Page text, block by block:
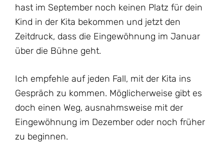
hast im September noch keinen Platz für dein
Kind in der Kita bekommen und jetzt den
Zeitdruck, dass die Eingewöhnung im Januar
über die Bühne geht.
Ich empfehle auf jeden Fall, mit der Kita ins
Gespräch zu kommen. Möglicherweise gibt es
doch einen Weg, ausnahmsweise mit der
Eingewöhnung im Dezember oder noch früher
zu beginnen.